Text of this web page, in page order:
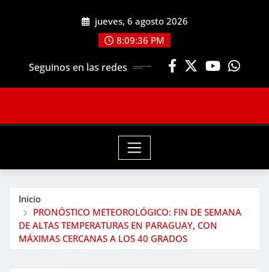
jueves, 6 agosto 2026
8:09:38 PM
Seguinos en las redes
Inicio
PRONÓSTICO METEOROLÓGICO: FIN DE SEMANA
DE ALTAS TEMPERATURAS EN PARAGUAY, CON
MÁXIMAS CERCANAS A LOS 40 GRADOS